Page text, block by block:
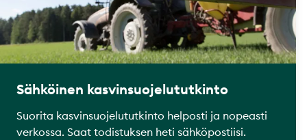
Sähköinen kasvinsuojelututkinto
Suorita kasvinsuojelututkinto helposti ja nopeasti
verkossa. Saat todistuksen heti sähköpostiisi.